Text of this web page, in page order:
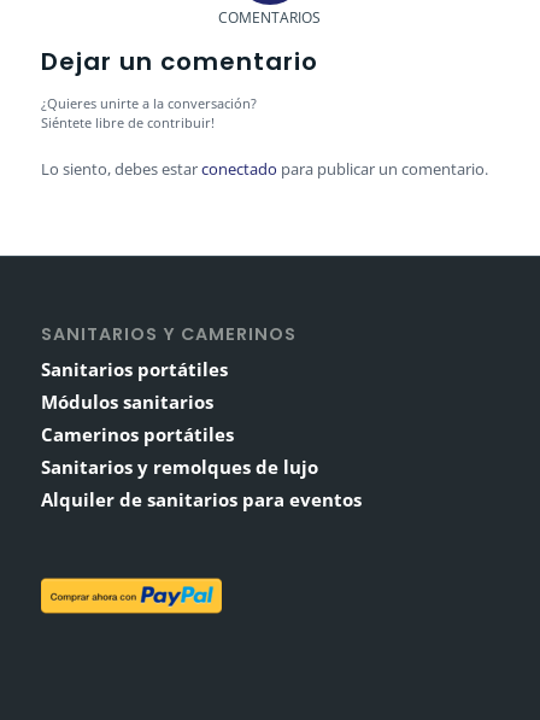
COMENTARIOS
Dejar un comentario
¿Quieres unirte a la conversación?
Siéntete libre de contribuir!
Lo siento, debes estarconectado para publicar un comentario.
SANITARIOS Y CAMERINOS
Sanitarios portátiles
Módulos sanitarios
Camerinos portátiles
Sanitarios y remolques de lujo
Alquiler de sanitarios para eventos